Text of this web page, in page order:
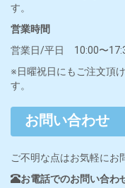
す。
営業時間
営業日/平日 10:00〜
※日曜祝日にもご注文頂
す。
お問い合わせ
ご不明な点はお気軽にお
お電話でのお問い合わ